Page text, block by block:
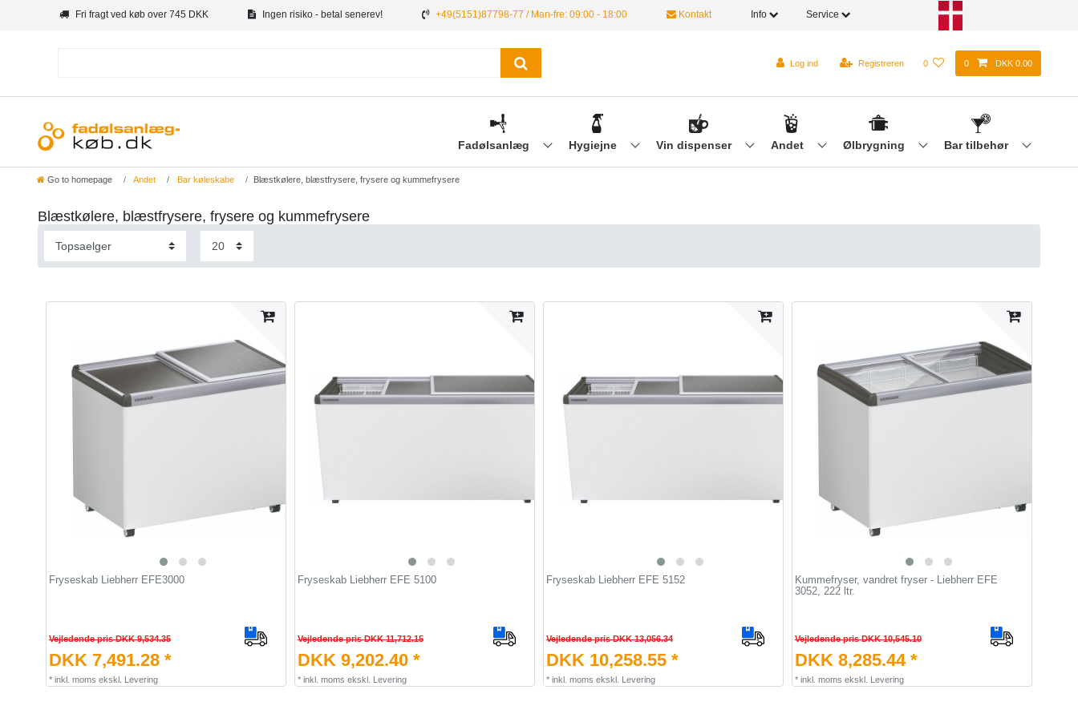
Fri fragt ved køb over 745 DKK Ingen risiko - betal senerev! +49(5151)87798-77 / Man-fre: 09:00 - 18:00 Kontakt Info Service
Log ind Registreren 0 0 DKK 0.00
Fadølsanlæg Hygiejne Vin dispenser Andet Ølbrygning Bar tilbehør
Go to homepage Andet Bar køleskabe Blæstkølere, blæstfrysere, frysere og kummefrysere
Blæstkølere, blæstfrysere, frysere og kummefrysere
Fryseskab Liebherr EFE3000
Vejledende pris DKK 9,534.35
DKK 7,491.28 *
* inkl. moms ekskl. Levering
Fryseskab Liebherr EFE 5100
Vejledende pris DKK 11,712.15
DKK 9,202.40 *
* inkl. moms ekskl. Levering
Fryseskab Liebherr EFE 5152
Vejledende pris DKK 13,056.34
DKK 10,258.55 *
* inkl. moms ekskl. Levering
Kummefryser, vandret fryser - Liebherr EFE
3052, 222 ltr.
Vejledende pris DKK 10,545.10
DKK 8,285.44 *
* inkl. moms ekskl. Levering